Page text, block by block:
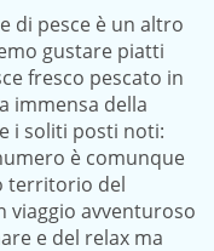
di pesce è un altro
gustare piatti
fresco pescato in
immensa della
i soliti posti noti:
è comunque
territorio del
viaggio avventuroso
e del relax ma